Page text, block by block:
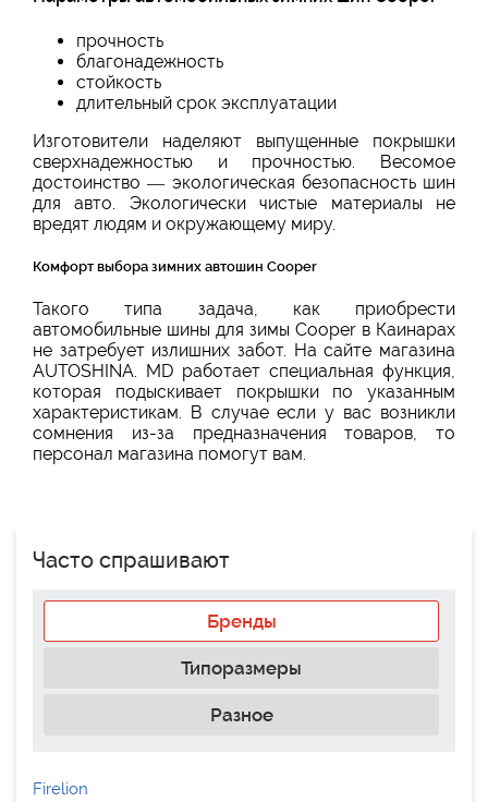
прочность
благонадежность
стойкость
длительный срок эксплуатации
Изготовители наделяют выпущенные покрышки
сверхнадежностью и прочностью. Весомое
достоинство — экологическая безопасность шин
для авто. Экологически чистые материалы не
вредят людям и окружающему миру.
Комфорт выбора зимних автошин Cooper
Такого типа задача, как приобрести
автомобильные шины для зимы Cooper в Каинарах
не затребует излишних забот. На сайте магазина
AUTOSHINA. MD работает специальная функция,
которая подыскивает покрышки по указанным
характеристикам. В случае если у вас возникли
сомнения из-за предназначения товаров, то
персонал магазина помогут вам.
Часто спрашивают
Бренды
Типоразмеры
Разное
Firelion